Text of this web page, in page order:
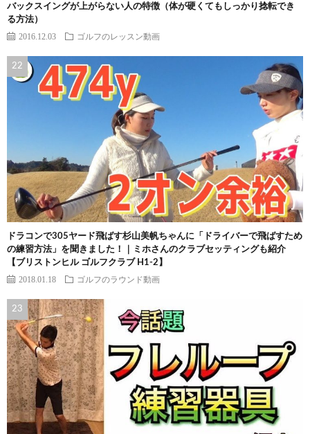
バックスイングが上がらない人の特徴（体が硬くてもしっかり捻転でき
る方法）
2016.12.03 ゴルフのレッスン動画
ドラコンで305ヤード飛ばす杉山美帆ちゃんに「ドライバーで飛ばすため
の練習方法」を聞きました！｜ミホさんのクラブセッティングも紹介
【ブリストンヒル ゴルフクラブ H1-2】
2018.01.18 ゴルフのラウンド動画